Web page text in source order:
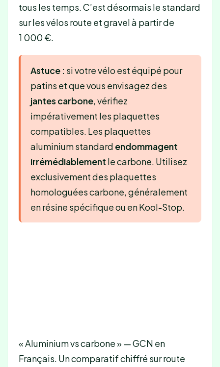
tous les temps. C’est désormais le standard
sur les vélos route et gravel à partir de
1 000 €.
Astuce : si votre vélo est équipé pour
patins et que vous envisagez des
jantes carbone, vérifiez
impérativement les plaquettes
compatibles. Les plaquettes
aluminium standard endommagent
irrémédiablement le carbone. Utilisez
exclusivement des plaquettes
homologuées carbone, généralement
en résine spécifique ou en Kool-Stop.
« Aluminium vs carbone » — GCN en
Français. Un comparatif chiffré sur route